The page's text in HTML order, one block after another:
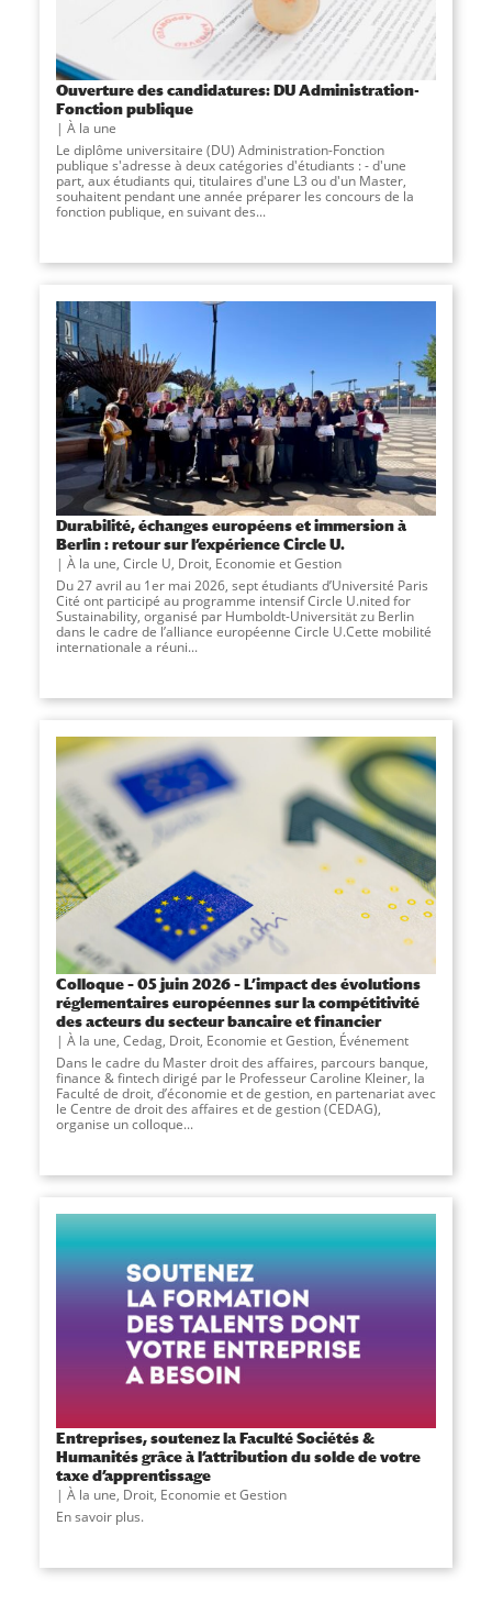
Ouverture des candidatures: DU Administration-
Fonction publique
À la une
Le diplôme universitaire (DU) Administration-Fonction
publique s'adresse à deux catégories d'étudiants : - d'une
part, aux étudiants qui, titulaires d'une L3 ou d'un Master,
souhaitent pendant une année préparer les concours de la
fonction publique, en suivant des...
Durabilité, échanges européens et immersion à
Berlin : retour sur l’expérience Circle U.
À la une, Circle U, Droit, Economie et Gestion
Du 27 avril au 1er mai 2026, sept étudiants d’Université Paris
Cité ont participé au programme intensif Circle U.nited for
Sustainability, organisé par Humboldt-Universität zu Berlin
dans le cadre de l’alliance européenne Circle U.Cette mobilité
internationale a réuni...
Colloque – 05 juin 2026 – L’impact des évolutions
réglementaires européennes sur la compétitivité
des acteurs du secteur bancaire et financier
À la une, Cedag, Droit, Economie et Gestion, Événement
Dans le cadre du Master droit des affaires, parcours banque,
finance & fintech dirigé par le Professeur Caroline Kleiner, la
Faculté de droit, d’économie et de gestion, en partenariat avec
le Centre de droit des affaires et de gestion (CEDAG),
organise un colloque...
Entreprises, soutenez la Faculté Sociétés &
Humanités grâce à l’attribution du solde de votre
taxe d’apprentissage
À la une, Droit, Economie et Gestion
En savoir plus.